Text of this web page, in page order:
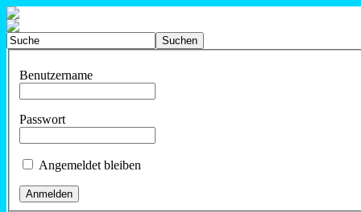
Benutzername
Passwort
Angemeldet bleiben